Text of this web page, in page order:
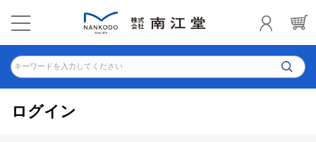
キーワードを入力してください
ログイン